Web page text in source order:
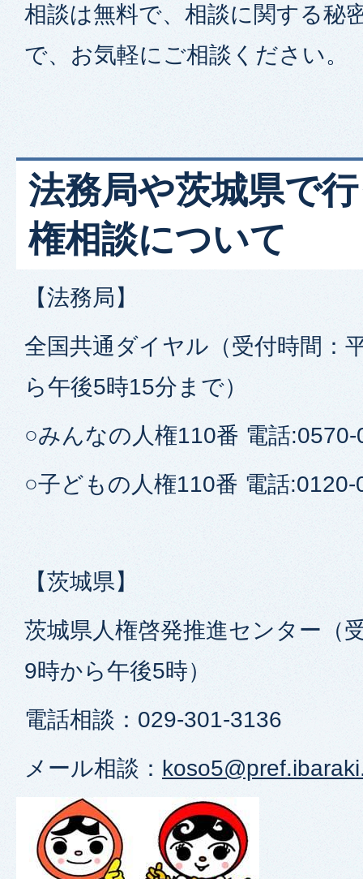
相談は無料で、相談に関する秘
で、お気軽にご相談ください。
法務局や茨城県で
権相談について
【法務局】
全国共通ダイヤル（受付時間：
ら午後5時15分まで）
○みんなの人権110番 電話
○子どもの人権110番 電話:0120-
【茨城県】
茨城県人権啓発推進センター（
9時から午後5時）
電話相談：029-301-3136
メール相談：